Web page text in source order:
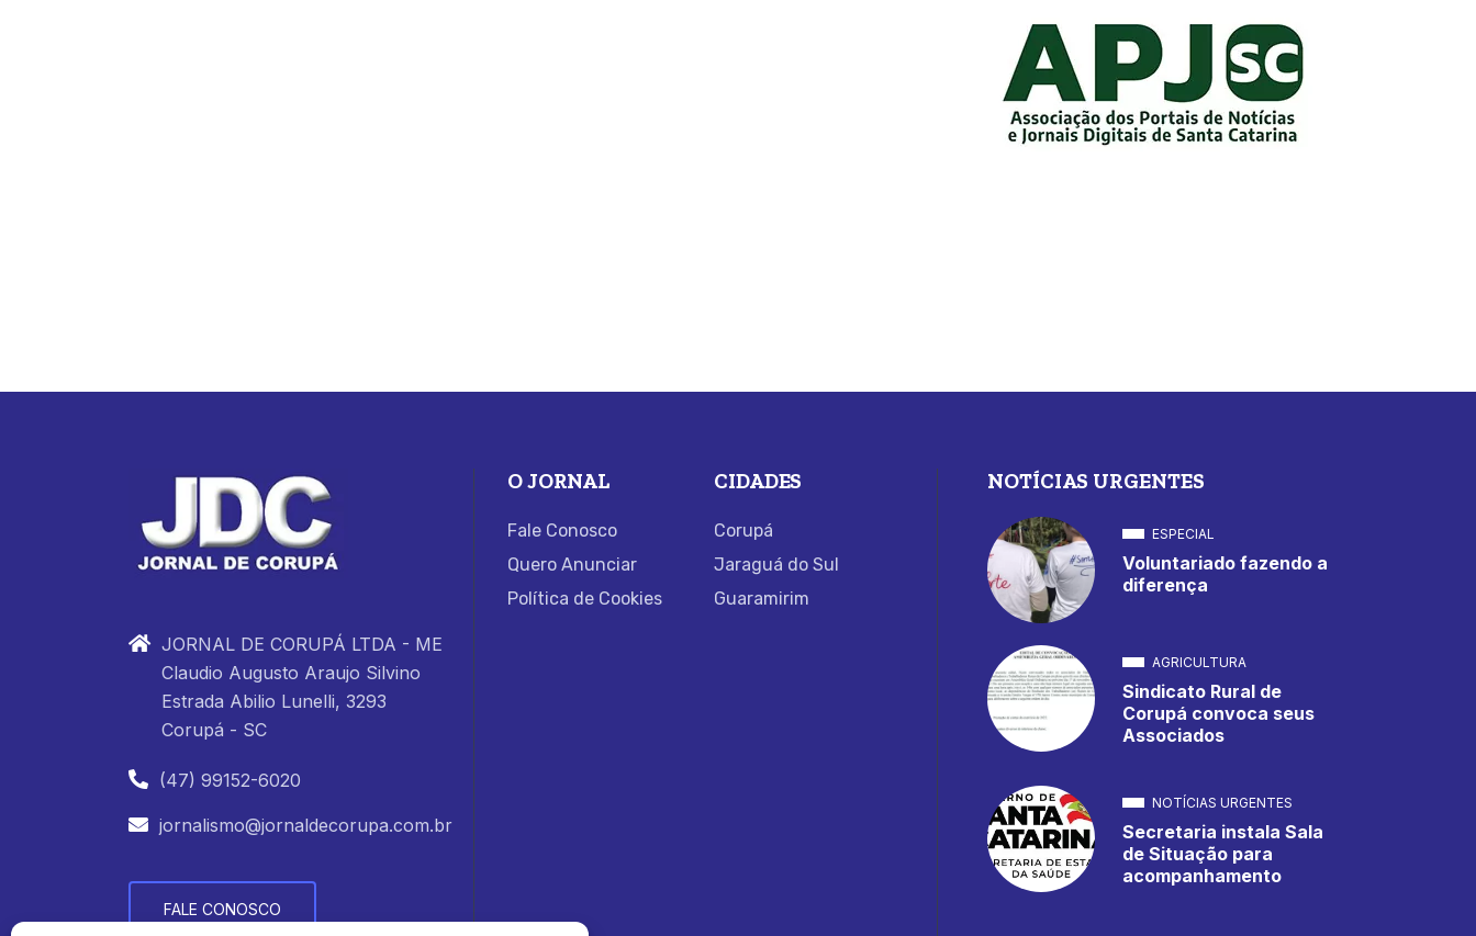
JORNAL DE CORUPÁ LTDA - ME
Claudio Augusto Araujo Silvino
Estrada Abilio Lunelli, 3293
Corupá - SC
(47) 99152-6020
jornalismo@jornaldecorupa.com.br
FALE CONOSCO
O JORNAL
Fale Conosco
Quero Anunciar
Política de Cookies
CIDADES
Corupá
Jaraguá do Sul
Guaramirim
NOTÍCIAS URGENTES
ESPECIAL
Voluntariado fazendo a
diferença
AGRICULTURA
Sindicato Rural de
Corupá convoca seus
Associados
NOTÍCIAS URGENTES
Secretaria instala Sala
de Situação para
acompanhamento